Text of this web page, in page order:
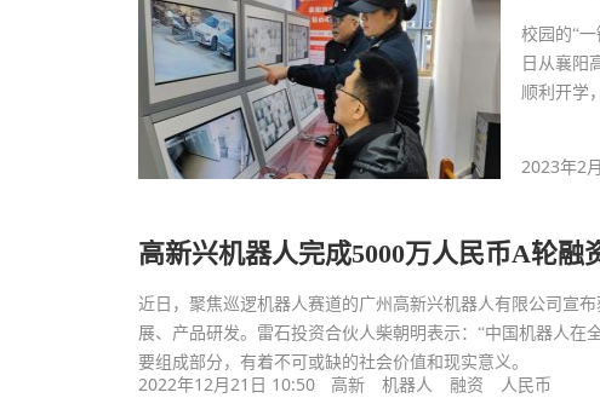
校园的“
日从襄阳
顺利开学
2023年2
高新兴机器人完成5000万人民币A轮融
近日，聚焦巡逻机器人赛道的广州高新兴机器人有限公司宣
展、产品研发。雷石投资合伙人柴朝明表示：“中国机器人
要组成部分，有着不可或缺的社会价值和现实意义。
2022年12月21日 10:50 高新 机器人 融资 人民币